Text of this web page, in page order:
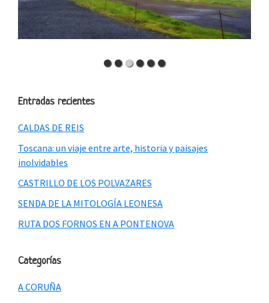
Entradas recientes
CALDAS DE REIS
Toscana: un viaje entre arte, historia y paisajes
inolvidables
CASTRILLO DE LOS POLVAZARES
SENDA DE LA MITOLOGÍA LEONESA
RUTA DOS FORNOS EN A PONTENOVA
Categorías
A CORUÑA